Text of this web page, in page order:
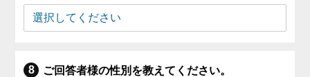
ご回答者様の性別を教えてください。